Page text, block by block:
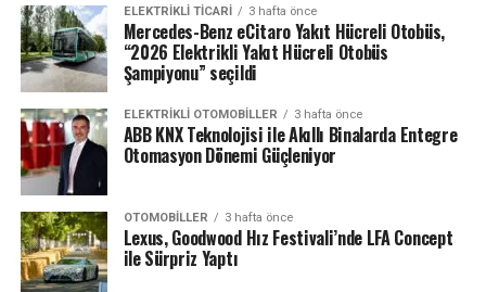
AXA HAKKINDA
sitelerinde kötü amaçlı komut dosyasına bağlanan sahte
bir hata mesajı beliriyor ve kurbanlardan “tarayıcılarını
güncellemeleri” isteniyor. Blok zincirlerindeki kötü
amaçlı kodlar uzun vadeli bir tehdit oluşturuyor çünkü
blok zincirleri değiştirilemez, dolayısıyla bir blok zinciri
kötü amaçlı içeriğin değişmez bir ana bilgisayarı haline
gelebiliyor.
‘’En Son Bulgularımız, Güvenlik Açıklarını
Gidermek ve Siber Saldırganların Güvenlik
Açıklarından Yararlanmamasını Sağlamamak’’
ELEKTRIKLI TICARI 3 hafta önce
Mercedes-Benz eCitaro Yakıt Hücreli Otobüs,
“2026 Elektrikli Yakıt Hücreli Otobüs
Şampiyonu” seçildi
ELEKTRIKLI OTOMOBILLER 3 hafta önce
ABB KNX Teknolojisi ile Akıllı Binalarda Entegre
Otomasyon Dönemi Güçleniyor
OTOMOBILLER 3 hafta önce
Lexus, Goodwood Hız Festivali’nde LFA Concept
ile Sürpriz Yaptı